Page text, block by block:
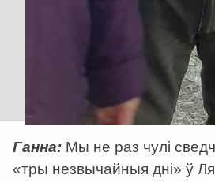
Ганна: Мы не раз чулі
«тры незвычайныя дні» ў